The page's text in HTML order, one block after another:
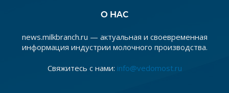
О НАС
news.milkbranch.ru — актуальная и своевременная
информация индустрии молочного производства.
Свяжитесь с нами: info@vedomost.ru